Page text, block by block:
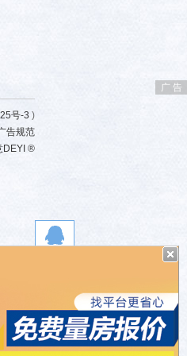
广 告
号-3 )
告规范
DEYI ®